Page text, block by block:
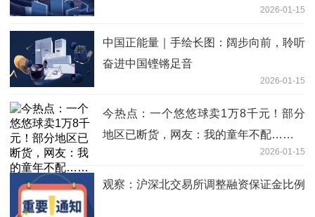
2026-01-15
中国正能量｜手绘长图：阔步向前，聆听
奋进中国铿锵足音
2026-01-15
今热点：一个悠悠球卖1万8千元！部分
地区已断货，网友：我的童年不配……
2026-01-15
观察：沪深北交易所调整融资保证金比例